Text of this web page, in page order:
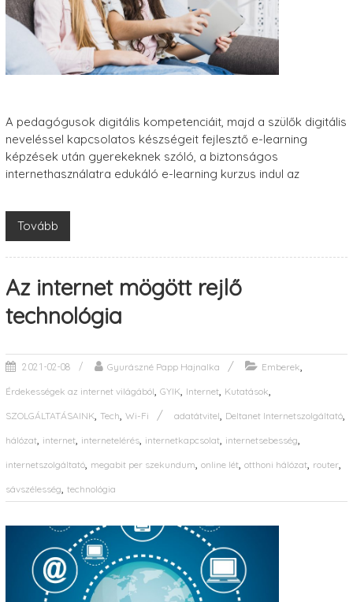
A pedagógusok digitális kompetenciáit, majd a szülők digitális
neveléssel kapcsolatos készségeit fejlesztő e-learning
képzések után gyerekeknek szóló, a biztonságos
internethasználatra edukáló e-learning kurzus indul az
Tovább
Az internet mögött rejlő
technológia
2021-02-08 Gyurászné Papp Hajnalka Emberek,
Érdekességek az internet világából, GYIK, Internet, Kutatások,
SZOLGÁLTATÁSAINK, Tech, Wi-Fi adatátvitel, Deltanet Internetszolgáltató,
hálózat, internet, internetelérés, internetkapcsolat, internetsebesség,
internetszolgáltató, megabit per szekundum, online lét, otthoni hálózat, router,
sávszélesség, technológia